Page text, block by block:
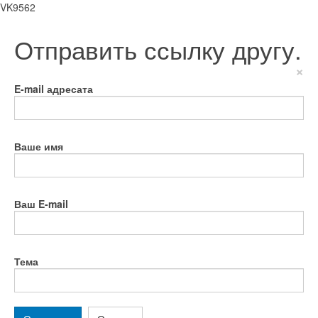
VK9562
Отправить ссылку другу.
×
E-mail адресата
Ваше имя
Ваш E-mail
Тема